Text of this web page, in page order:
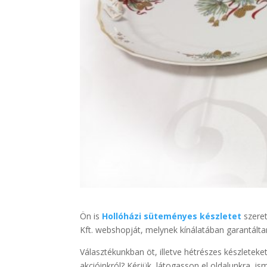
Ön is Hollóházi süteményes készletet
Kft. webshopját, melynek kínálatában
Választékunkban öt, illetve hétrészes